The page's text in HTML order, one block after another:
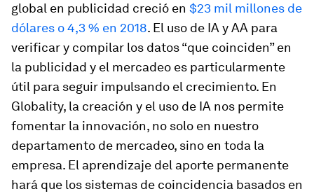
global en publicidad creció en $23 mil millones de
dólares o 4,3 % en 2018. El uso de IA y AA para
verificar y compilar los datos “que coinciden” en
la publicidad y el mercadeo es particularmente
útil para seguir impulsando el crecimiento. En
Globality, la creación y el uso de IA nos permite
fomentar la innovación, no solo en nuestro
departamento de mercadeo, sino en toda la
empresa. El aprendizaje del aporte permanente
hará que los sistemas de coincidencia basados en